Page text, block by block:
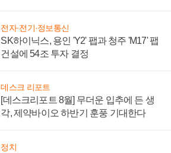
전자·전기·정보통신
SK하이닉스, 용인 'Y2' 팹과 청주 'M17' 팹
건설에 54조 투자 결정
데스크 리포트
[데스크리포트 8월] 무더운 입추에 든 생
각, 제약바이오 하반기 훈풍 기대한다
정치